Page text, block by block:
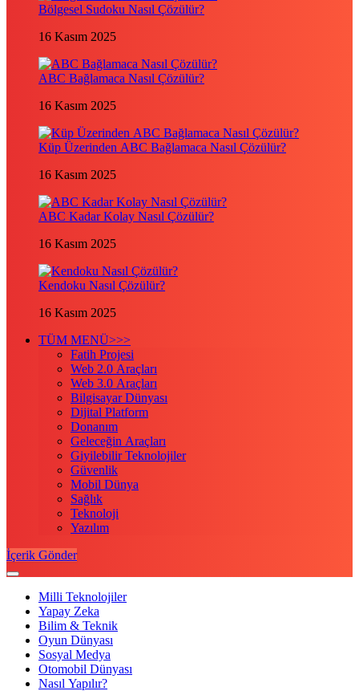
Bölgesel Sudoku Nasıl Çözülür?
16 Kasım 2025
ABC Bağlamaca Nasıl Çözülür?
16 Kasım 2025
Küp Üzerinden ABC Bağlamaca Nasıl Çözülür?
16 Kasım 2025
ABC Kadar Kolay Nasıl Çözülür?
16 Kasım 2025
Kendoku Nasıl Çözülür?
16 Kasım 2025
TÜM MENÜ>>>
Fatih Projesi
Web 2.0 Araçları
Web 3.0 Araçları
Bilgisayar Dünyası
Dijital Platform
Donanım
Geleceğin Araçları
Giyilebilir Teknolojiler
Güvenlik
Mobil Dünya
Sağlık
Teknoloji
Yazılım
İçerik Gönder
Milli Teknolojiler
Yapay Zeka
Bilim & Teknik
Oyun Dünyası
Sosyal Medya
Otomobil Dünyası
Nasıl Yapılır?